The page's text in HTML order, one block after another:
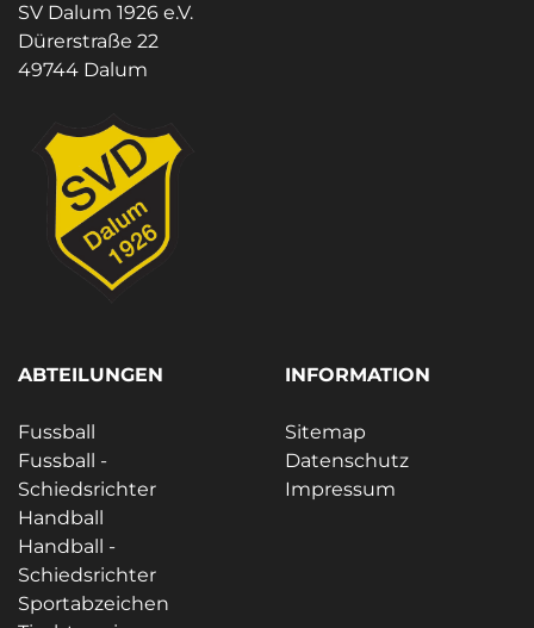
SV Dalum 1926 e.V.
Dürerstraße 22
49744 Dalum
ABTEILUNGEN
Fussball
Fussball -
Schiedsrichter
Handball
Handball -
Schiedsrichter
Sportabzeichen
INFORMATION
Sitemap
Datenschutz
Impressum